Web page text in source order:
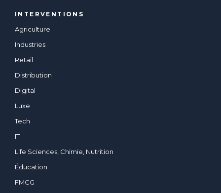
INTERVENTIONS
Agriculture
Industries
Retail
Distribution
Digital
Luxe
Tech
IT
Life Sciences, Chimie, Nutrition
Éducation
FMCG